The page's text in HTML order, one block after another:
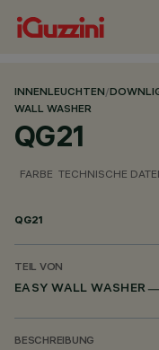
INNENLEUCHTEN/
WALL WASHER
QG21
FARBE TECHNISCHE
QG21
TEIL VON
EASY WALL WASHER
BESCHREIBUNG